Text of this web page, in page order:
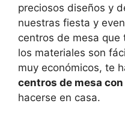
preciosos diseños y
nuestras fiesta y
centros de mesa que
los materiales son
muy económicos, te
centros de mesa
hacerse en casa.